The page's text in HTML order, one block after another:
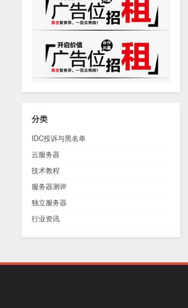
分类
IDC投诉与黑名单
云服务器
技术教程
服务器测评
独立服务器
行业资讯